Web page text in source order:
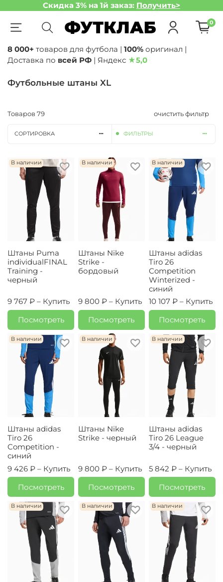
Скидка 3% на 1й заказ: Получить>
0
8 000+ товаров для футбола | 100% оригинал |
Доставка по всей РФ | Яндекс ★5,0
Футбольные штаны XL
Товаров 79 очистить фильтр
СОРТИРОВКА ФИЛЬТРЫ
В наличии
Штаны Puma
individualFINAL
Training -
черный
9 767 ₽ – Купить
Посмотреть
В наличии
Штаны Nike
Strike -
бордовый
9 800 ₽ – Купить
Посмотреть
В наличии
Штаны adidas
Tiro 26
Competition
Winterized -
синий
10 107 ₽ – Купить
Посмотреть
В наличии
Штаны adidas
Tiro 26
Competition -
синий
9 426 ₽ – Купить
Посмотреть
В наличии
Штаны Nike
Strike - черный
9 800 ₽ – Купить
Посмотреть
В наличии
Штаны adidas
Tiro 26 League
3/4 - черный
5 842 ₽ – Купить
Посмотреть
В наличии В наличии В наличии